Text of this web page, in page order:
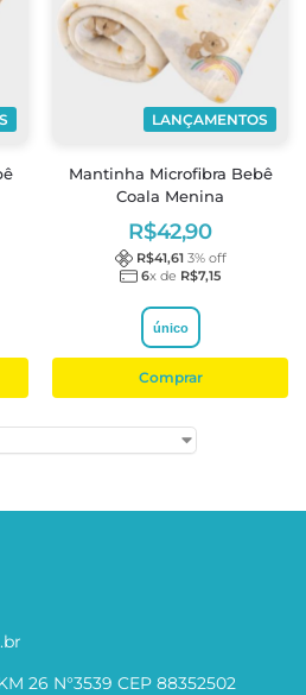
LANÇAMENTOS
Mantinha Microfibra Bebê
Coala Menina
R$42,90
R$41,61 3% off
6x de R$7,15
único
Comprar
26 N°3539 CEP 88352502